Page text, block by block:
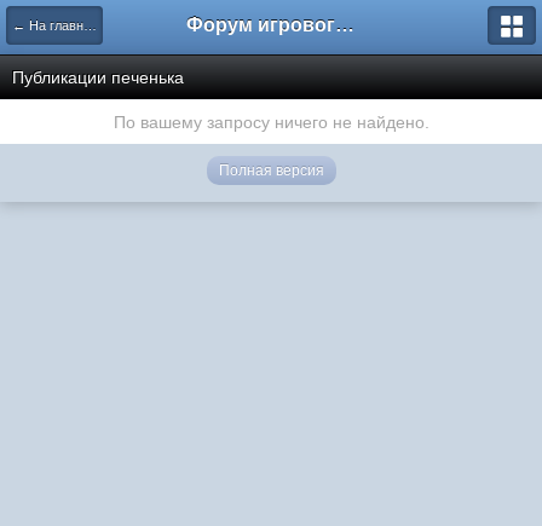
← На главную Форум игрового проекта Riverrise
Публикации печенька
По вашему запросу ничего не найдено.
Полная версия